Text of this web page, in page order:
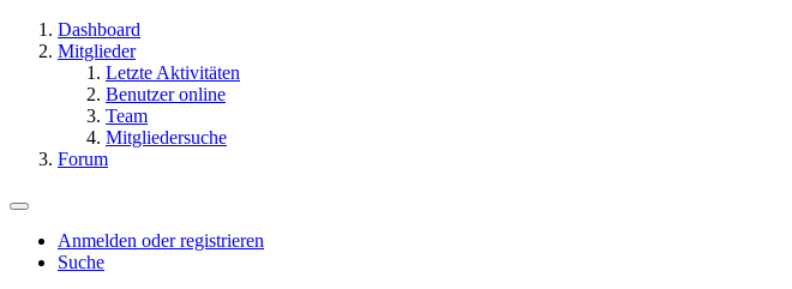
Dashboard
Mitglieder
Letzte Aktivitäten
Benutzer online
Team
Mitgliedersuche
Forum
Anmelden oder registrieren
Suche